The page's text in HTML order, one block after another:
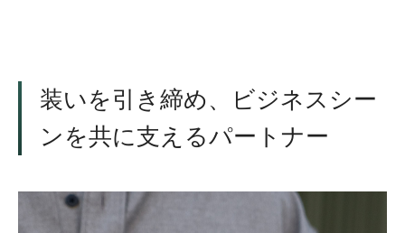
装いを引き締め、ビジネスシー
ンを共に支えるパートナー